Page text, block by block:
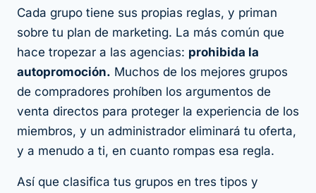
Cada grupo tiene sus propias reglas, y priman
sobre tu plan de marketing. La más común que
hace tropezar a las agencias: prohibida la
autopromoción. Muchos de los mejores grupos
de compradores prohíben los argumentos de
venta directos para proteger la experiencia de los
miembros, y un administrador eliminará tu oferta,
y a menudo a ti, en cuanto rompas esa regla.
Así que clasifica tus grupos en tres tipos y